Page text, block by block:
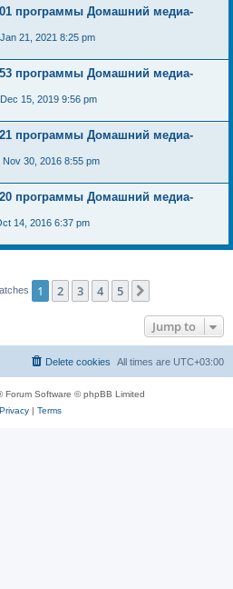
программы Домашний медиа-
21, 2021 8:25 pm
программы Домашний медиа-
15, 2019 9:56 pm
программы Домашний медиа-
Nov 30, 2016 8:55 pm
программы Домашний медиа-
14, 2016 6:37 pm
1 2 3 4 5
Jump to
All times are UTC+03:00
Delete cookies
Forum Software © phpBB Limited
Privacy| Terms